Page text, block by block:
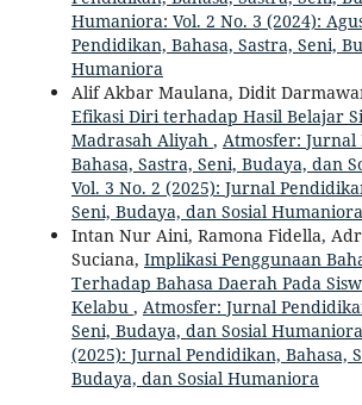
Humaniora: Vol. 2 No. 3 (2024):
Pendidikan, Bahasa, Sastra, Seni,
Humaniora
Alif Akbar Maulana, Didit
Efikasi Diri terhadap Hasil Belajar
Madrasah Aliyah , Atmosfer: Jurnal
Bahasa, Sastra, Seni, Budaya, dan
Vol. 3 No. 2 (2025): Jurnal
Seni, Budaya, dan Sosial Humaniora
Intan Nur Aini, Ramona Fidella,
Suciana, Implikasi Penggunaan
Terhadap Bahasa Daerah Pada
Kelabu , Atmosfer: Jurnal
Seni, Budaya, dan Sosial
(2025): Jurnal Pendidikan, Bahasa,
Budaya, dan Sosial Humaniora